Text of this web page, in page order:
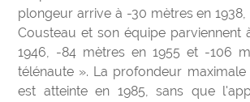
plongeur arrive à -30 mètres en
Cousteau et son équipe parviennent
1946, -84 mètres en 1955 et -106
télénaute ». La profondeur
est atteinte en 1985, sans que